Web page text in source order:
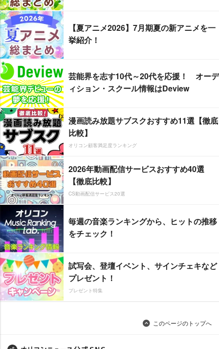
【夏アニメ2026】7月期夏の新アニメを一
挙紹介！
芸能界を志す10代～20代を応援！ オーデ
ィション・スクール情報はDeview
漫画読み放題サブスクおすすめ11選【徹底
比較】
オリコン顧客満足度ランキング
2026年動画配信サービスおすすめ40選
【徹底比較】
CS動画配信サービス20選
毎週の音楽ランキングから、ヒットの推移
をチェック！
試写会、登壇イベント、サインチェキなど
プレゼント！
プレゼント特集
このページのトップへ